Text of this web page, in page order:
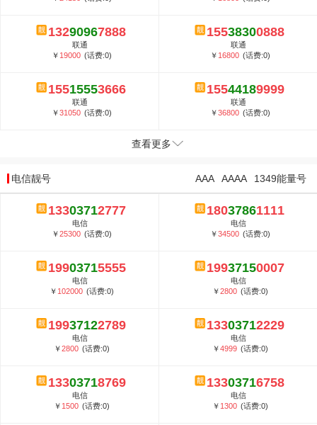
13290967888
联通
￥ 19000 (话费:0)
15538300888
联通
￥ 16800 (话费:0)
15515553666
联通
￥31050 (话费:0)
15544189999
联通
￥36800 (话费:0)
查看更多
电信靓号 1349能量号
AAAA
AAA
13303712777
电信
￥25300 (话费:0)
18037861111
电信
￥34500 (话费:0)
19903715555
电信
￥ 102000 (话费:0)
19937150007
电信
￥2800 (话费:0)
19937122789
电信
￥2800 (话费:0)
13303712229
电信
￥4999 (话费:0)
13303718769
电信
￥ 1500 (话费:0)
13303716758
电信
￥ 1300 (话费:0)